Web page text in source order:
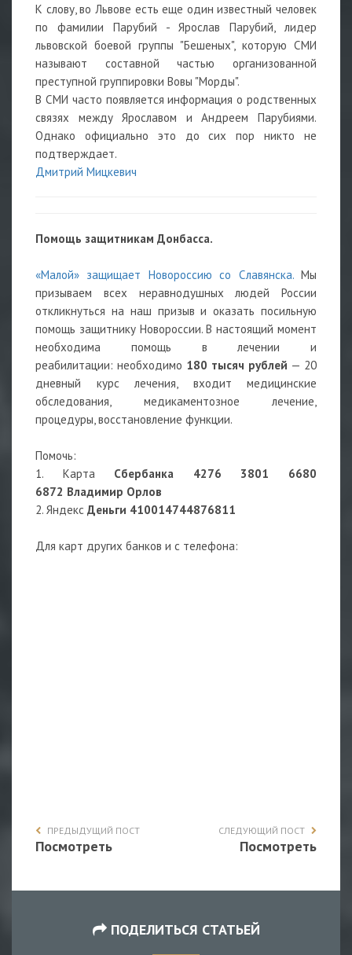
К слову, во Львове есть еще один известный человек
по фамилии Парубий - Ярослав Парубий, лидер
львовской боевой группы "Бешеных", которую СМИ
называют составной частью организованной
преступной группировки Вовы "Морды".
В СМИ часто появляется информация о родственных
связях между Ярославом и Андреем Парубиями.
Однако официально это до сих пор никто не
подтверждает.
Дмитрий Мицкевич
Помощь защитникам Донбасса.
«Малой» защищает Новороссию со Славянска.Мы
призываем всех неравнодушных людей России
откликнуться на наш призыв и оказать посильную
помощь защитнику Новороссии. В настоящий момент
необходима помощь в лечении и
реабилитации: необходимо 180 тысяч рублей — 20
дневный курс лечения, входит медицинские
обследования, медикаментозное лечение,
процедуры, восстановление функции.
Помочь:
1. Карта Сбербанка 4276 3801 6680
6872 Владимир Орлов
2. Яндекс Деньги 410014744876811
Для карт других банков и с телефона:
ПРЕДЫДУЩИЙ ПОСТ
Посмотреть
СЛЕДУЮЩИЙ ПОСТ
Посмотреть
ПОДЕЛИТЬСЯ СТАТЬЕЙ